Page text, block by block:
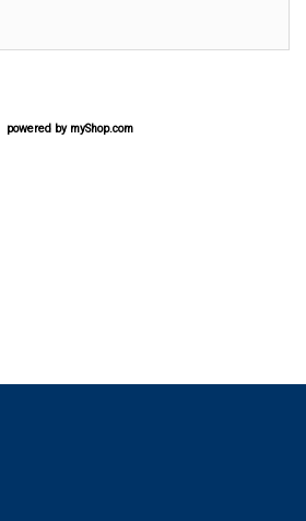
powered by myShop.com